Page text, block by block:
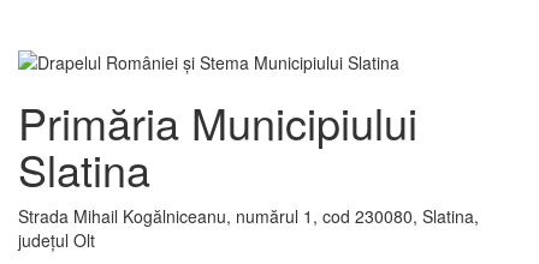
Primăria Municipiului
Slatina
Strada Mihail Kogălniceanu, numărul 1, cod 230080, Slatina,
județul Olt